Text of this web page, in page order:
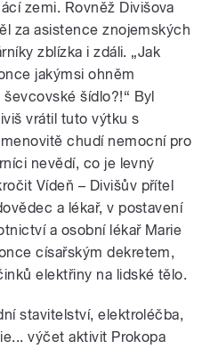
zemi. Rovněž Divišova
za asistence znojemských
zblízka i zdáli. „Jak
jakýmsi ohněm
šídlo?!“ Byl
vrátil tuto výtku s
chudí nemocní pro
nevědí, co je levný
Vídeň – Divišův přítel
a lékař, v postavení
a osobní lékař Marie
císařským dekretem,
elektřiny na lidské tělo.
stavitelství, elektroléčba,
výčet aktivit Prokopa